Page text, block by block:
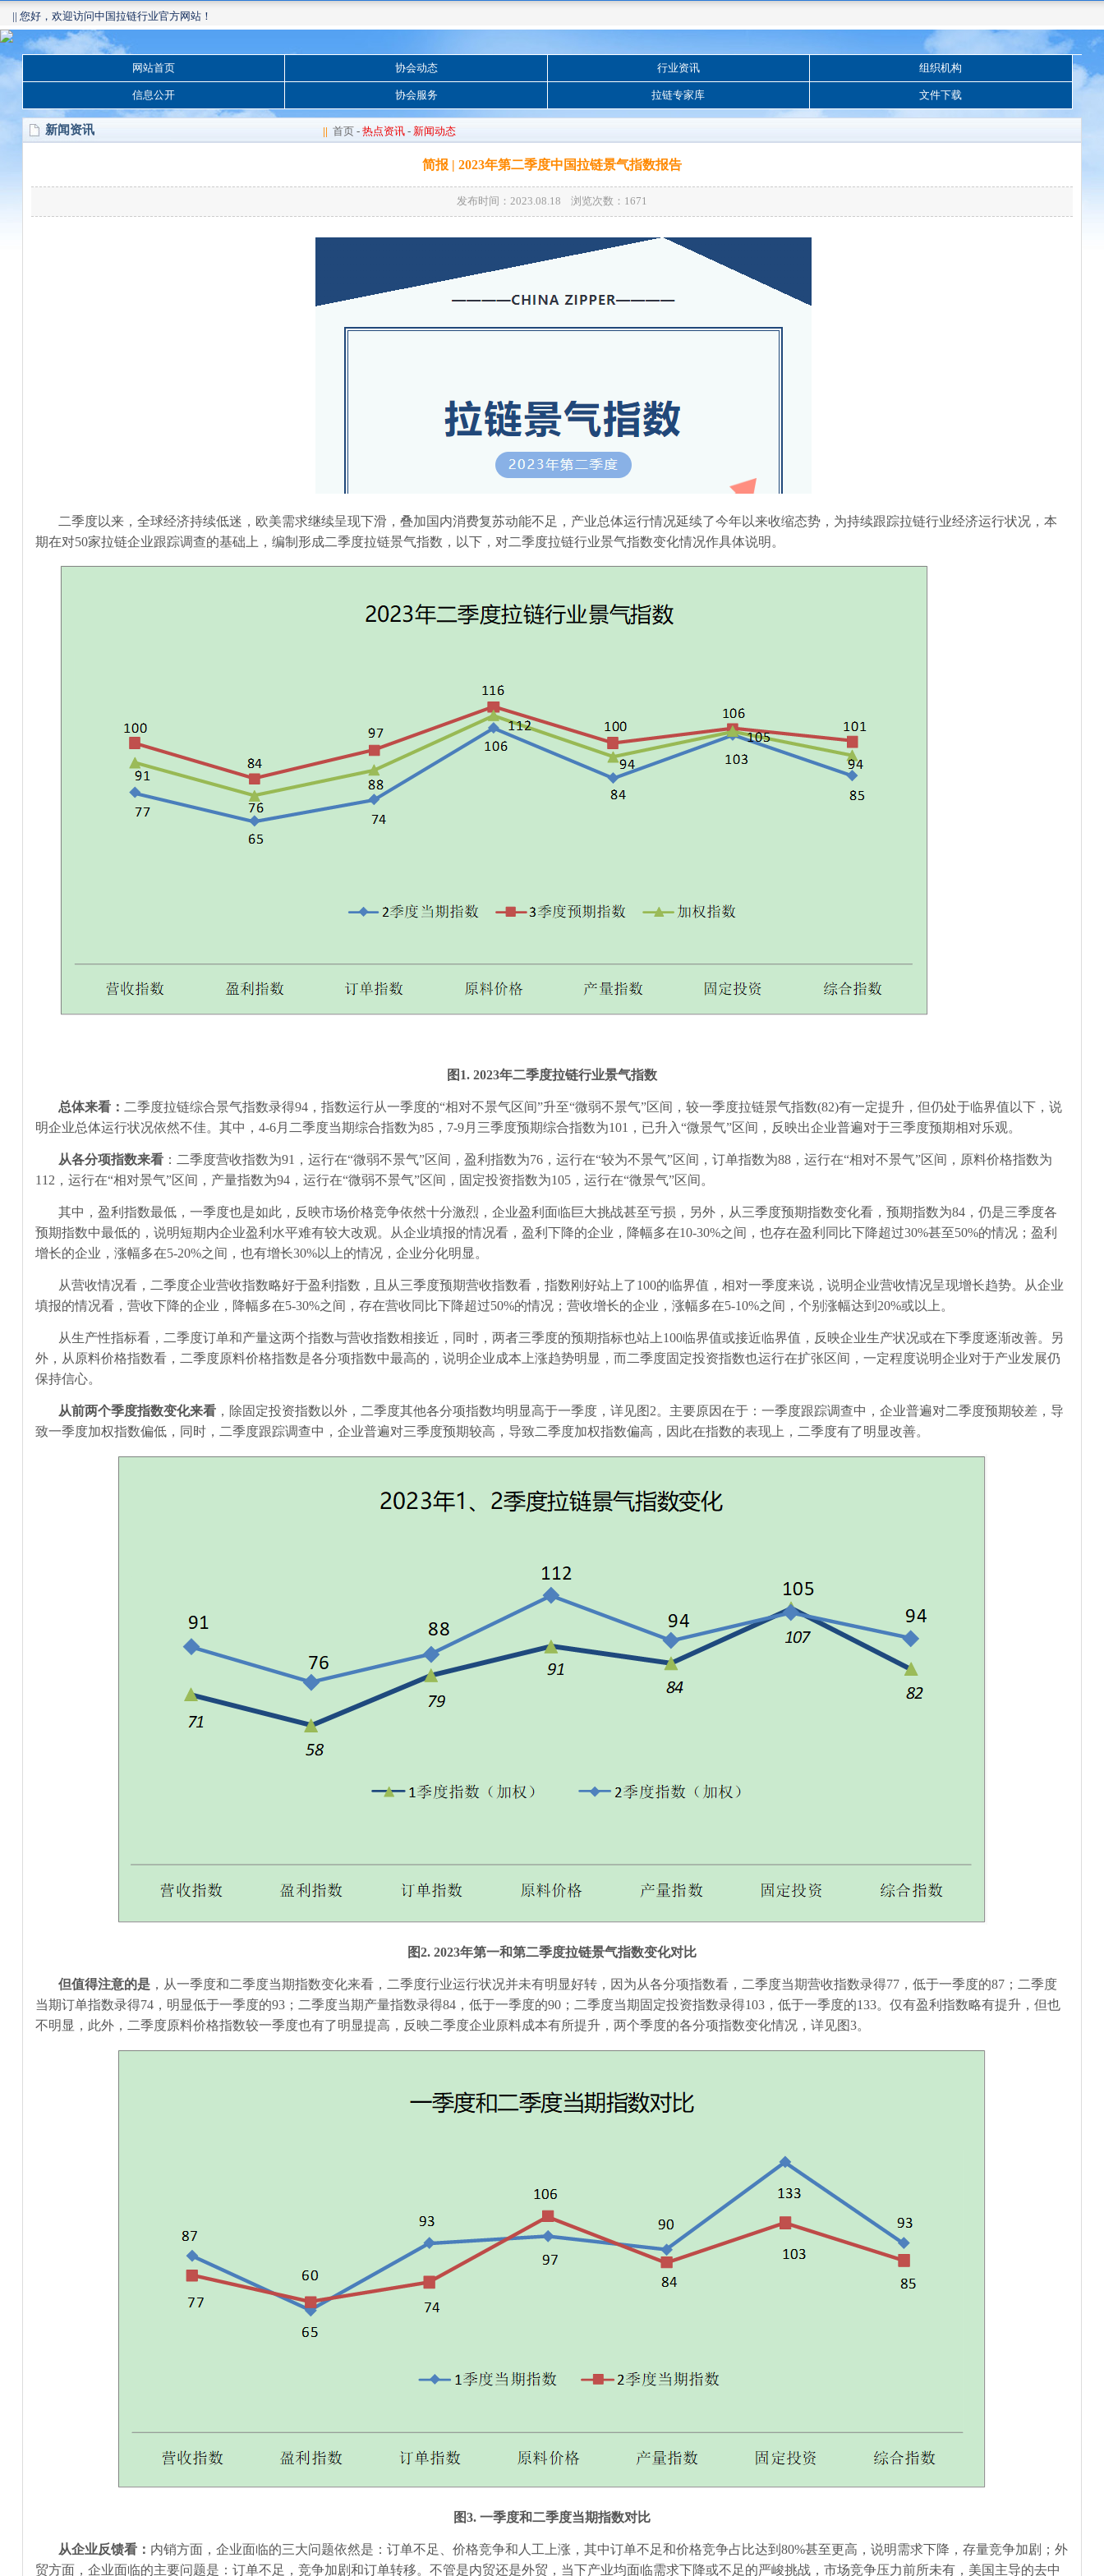
|| 您好，欢迎访问中国拉链行业官方网站！
网站首页 协会动态 行业资讯 组织机构
信息公开 协会服务 拉链专家库 文件下载
新闻资讯 || 首页- 热点资讯- 新闻动态
简报 | 2023年第二季度中国拉链景气指数报告
发布时间：2023.08.18 浏览次数： 1671
二季度以来，全球经济持续低迷，欧美需求继续呈现下滑，叠加国内消费复苏动能不足，产业总体运行情况延续了今年以来收缩态势，为持续跟踪拉链行业经济运行状况，本
期在对50家拉链企业跟踪调查的基础上，编制形成二季度拉链景气指数，以下，对二季度拉链行业景气指数变化情况作具体说明。
图1. 2023年二季度拉链行业景气指数
总体来看： 二季度拉链综合景气指数录得94，指数运行从一季度的“相对不景气区间”升至“微弱不景气”区间，较一季度拉链景气指数(82)有一定提升，但仍处于临界值以下，说
明企业总体运行状况依然不佳。其中， 4-6月二季度当期综合指数为85， 7-9月三季度预期综合指数为101 ，已升入“微景气”区间，反映出企业普遍对于三季度预期相对乐观。
从各分项指数来看：二季度营收指数为91 ，运行在“微弱不景气”区间，盈利指数为76，运行在“较为不景气”区间，订单指数为88，运行在“相对不景气”区间，原料价格指数为
112 ，运行在“相对景气”区间，产量指数为94，运行在“微弱不景气”区间，固定投资指数为105，运行在“微景气”区间。
其中，盈利指数最低，一季度也是如此，反映市场价格竞争依然十分激烈，企业盈利面临巨大挑战甚至亏损，另外，从三季度预期指数变化看，预期指数为84，仍是三季度各
预期指数中最低的，说明短期内企业盈利水平难有较大改观。从企业填报的情况看，盈利下降的企业，降幅多在10-30%之间，也存在盈利同比下降超过30%甚至50%的情况；盈利
增长的企业，涨幅多在5-20%之间，也有增长30%以上的情况，企业分化明显。
从营收情况看，二季度企业营收指数略好于盈利指数，且从三季度预期营收指数看，指数刚好站上了100的临界值，相对一季度来说，说明企业营收情况呈现增长趋势。从企业
填报的情况看，营收下降的企业，降幅多在5-30%之间，存在营收同比下降超过50%的情况；营收增长的企业，涨幅多在5-10%之间，个别涨幅达到 20%或以上。
从生产性指标看，二季度订单和产量这两个指数与营收指数相接近，同时，两者三季度的预期指标也站上100临界值或接近临界值，反映企业生产状况或在下季度逐渐改善。另
外，从原料价格指数看，二季度原料价格指数是各分项指数中最高的，说明企业成本上涨趋势明显，而二季度固定投资指数也运行在扩张区间，一定程度说明企业对于产业发展仍
保持信心。
从前两个季度指数变化来看，除固定投资指数以外，二季度其他各分项指数均明显高于一季度，详见图 2。主要原因在于：一季度跟踪调查中，企业普遍对二季度预期较差，导
致一季度加权指数偏低，同时，二季度跟踪调查中，企业普遍对三季度预期较高，导致二季度加权指数偏高，因此在指数的表现上，二季度有了明显改善。
图2. 2023年第一和第二季度拉链景气指数变化对比
但值得注意的是，从一季度和二季度当期指数变化来看，二季度行业运行状况并未有明显好转，因为从各分项指数看，二季度当期营收指数录得77，低于一季度的87；二季度
当期订单指数录得74，明显低于一季度的93；二季度当期产量指数录得84，低于一季度的90；二季度当期固定投资指数录得103，低于一季度的133。仅有盈利指数略有提升，但也
不明显，此外，二季度原料价格指数较一季度也有了明显提高，反映二季度企业原料成本有所提升，两个季度的各分项指数变化情况，详见图3。
图3. 一季度和二季度当期指数对比
从企业反馈看： 内销方面，企业面临的三大问题依然是：订单不足、价格竞争和人工上涨，其中订单不足和价格竞争占比达到 80%甚至更高，说明需求下降，存量竞争加剧；外
贸方面，企业面临的主要问题是：订单不足，竞争加剧和订单转移。不管是内贸还是外贸，当下产业均面临需求下降或不足的严峻挑战，市场竞争压力前所未有，美国主导的去中